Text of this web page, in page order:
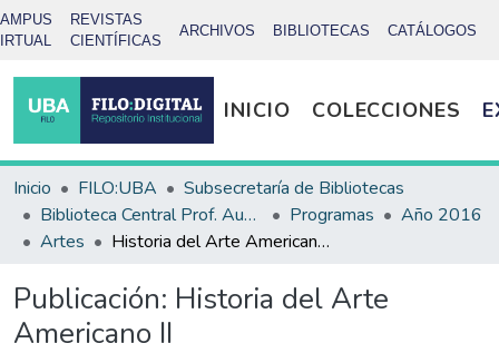
REVISTAS
CIENTÍFICAS
ARCHIVOS BIBLIOTECAS CATÁLOGOS
INICIO COLECCIONES
Inicio FILO:UBA
Subsecretaría de Bibliotecas
Biblioteca Central Prof. Augusto Raúl Cortazar
Programas
Año 2016
Artes
Historia del Arte Americano II
Publicación: Historia del Arte
Americano II